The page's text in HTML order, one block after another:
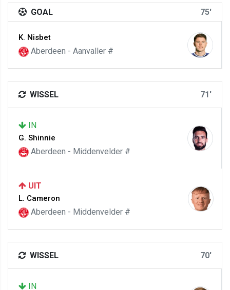
GOAL 75'
K. Nisbet
Aberdeen - Aanvaller #
WISSEL 71'
IN
G. Shinnie
Aberdeen - Middenvelder #
UIT
L. Cameron
Aberdeen - Middenvelder #
WISSEL 70'
IN